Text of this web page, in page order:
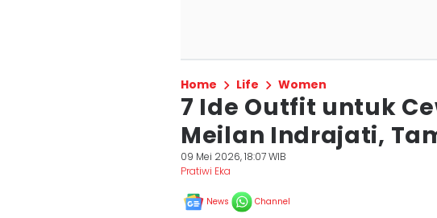
Home Life Women
7 Ide Outfit untuk
Meilan Indrajati,
09 Mei 2026, 18:07 WIB
Pratiwi Eka
News Channel